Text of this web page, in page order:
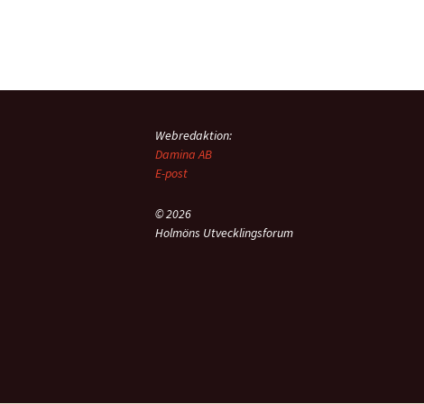
Webredaktion:
Damina AB
E-post
© 2026
Holmöns Utvecklingsforum